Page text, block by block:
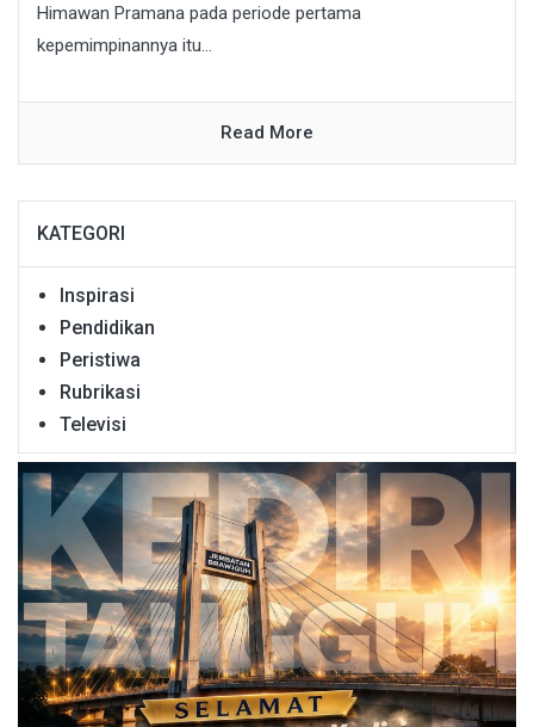
Himawan Pramana pada periode pertama
kepemimpinannya itu...
Read More
KATEGORI
Inspirasi
Pendidikan
Peristiwa
Rubrikasi
Televisi